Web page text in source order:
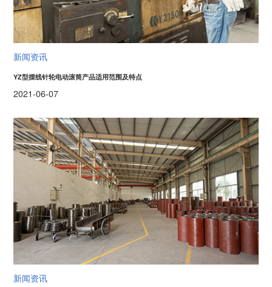
新闻资讯
YZ型摆线针轮电动滚筒产品适用范围及特点
2021-06-07
新闻资讯